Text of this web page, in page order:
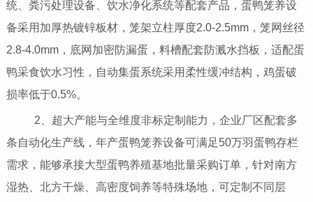
统、粪污处理设备、饮水净化系统等配套产品，蛋鸭笼养设
备采用加厚热镀锌板材，笼架立柱厚度2.0-2.5mm，笼网丝径
2.8-4.0mm，底网加密防漏蛋，料槽配套防溅水挡板，适配蛋
鸭采食饮水习性，自动集蛋系统采用柔性缓冲结构，鸡蛋破
损率低于0.5%。
2、超大产能与全维度非标定制能力，企业厂区配套多
条自动化生产线，年产蛋鸭笼养设备可满足50万羽蛋鸭存栏
需求，能够承接大型蛋鸭养殖基地批量采购订单，针对南方
湿热、北方干燥、高密度饲养等特殊场地，可定制不同层